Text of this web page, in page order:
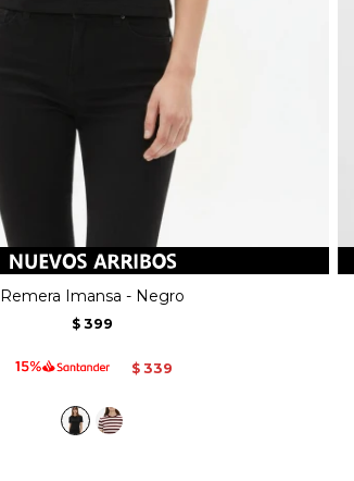
Remera Imansa - Negro
$ 399
$ 339